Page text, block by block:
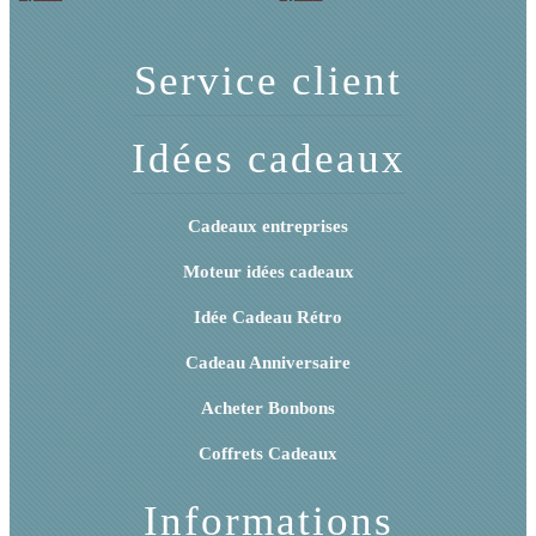
Service client
Idées cadeaux
Cadeaux entreprises
Moteur idées cadeaux
Idée Cadeau Rétro
Cadeau Anniversaire
Acheter Bonbons
Coffrets Cadeaux
Informations